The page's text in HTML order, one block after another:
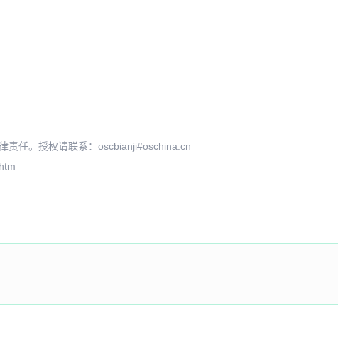
责任。授权请联系：oscbianji#oschina.cn